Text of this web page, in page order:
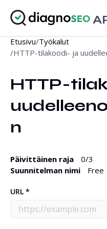
Työkalut
Etusivu/Työkalut
/HTTP-tilakoodi- ja
HTTP-
n
Päivittäinen raja 0/3
Suunnitelman nimi
Free
URL *